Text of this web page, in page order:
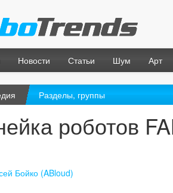
Новости Статьи Шум Арт
Разделы, группы
роботов
Бойко (ABloud)